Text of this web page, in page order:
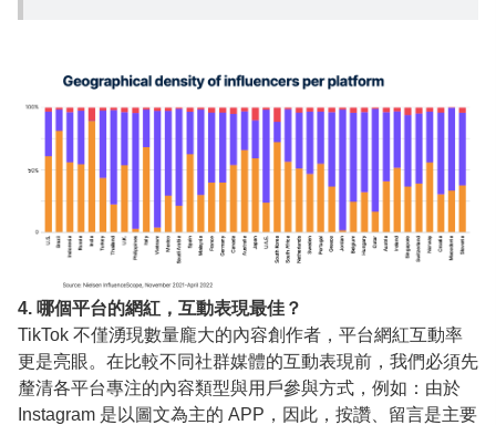
4. 哪個平台的網紅，互動表現最佳？
TikTok 不僅湧現數量龐大的內容創作者，平台網紅互動率
更是亮眼。在比較不同社群媒體的互動表現前，我們必須先
釐清各平台專注的內容類型與用戶參與方式，例如：由於
Instagram 是以圖文為主的 APP，因此，按讚、留言是主要